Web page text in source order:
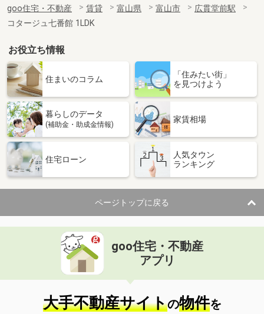
goo住宅・不動産 賃貸 富山県 富山市
広貫堂前駅
コタージュ七番館 1LDK
お役立ち情報
住まいのコラム
「住みたい街」
を見つけよう
暮らしのデータ
(補助金・助成金情報)
家賃相場
住宅ローン
人気タウン
ランキング
ページトップに戻る
goo住宅・不動産
アプリ
大手不動産サイトの物件を